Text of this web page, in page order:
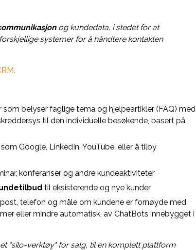
og kundedata, i stedet for at
systemer for å håndtere kontakten
som belyser faglige tema og hjelpeartikler (FAQ) med
til den individuelle besøkende, basert på
som Google, LinkedIn, YouTube, eller å tilby
konferanser og andre kundeaktiviteter
til eksisterende og nye kunder
telefon og måle om kundene er fornøyde med
eller mindre automatisk, av ChatBots innebygget i
"silo-verktøy" for salg, til en komplett plattform